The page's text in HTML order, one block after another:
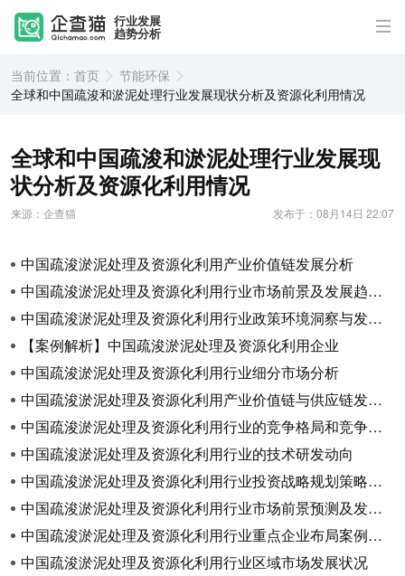
行业发展
趋势分析
当前位置： 首页
节能环保
全球和中国疏浚和淤泥处理行业发展现状分析及资源化利用情况
全球和中国疏浚和淤泥处理行业发展现
状分析及资源化利用情况
来源：企查猫 发布于：08月14日 22:07
中国疏浚淤泥处理及资源化利用产业价值链发展分析
中国疏浚淤泥处理及资源化利用行业市场前景及发展趋势洞悉：重塑环境未来
中国疏浚淤泥处理及资源化利用行业政策环境洞察与发展潜力
【案例解析】中国疏浚淤泥处理及资源化利用企业
中国疏浚淤泥处理及资源化利用行业细分市场分析
中国疏浚淤泥处理及资源化利用产业价值链与供应链发展分析
中国疏浚淤泥处理及资源化利用行业的竞争格局和竞争态势
中国疏浚淤泥处理及资源化利用行业的技术研发动向
中国疏浚淤泥处理及资源化利用行业投资战略规划策略与建议
中国疏浚淤泥处理及资源化利用行业市场前景预测及发展趋势预判
中国疏浚淤泥处理及资源化利用行业重点企业布局案例研究
中国疏浚淤泥处理及资源化利用行业区域市场发展状况